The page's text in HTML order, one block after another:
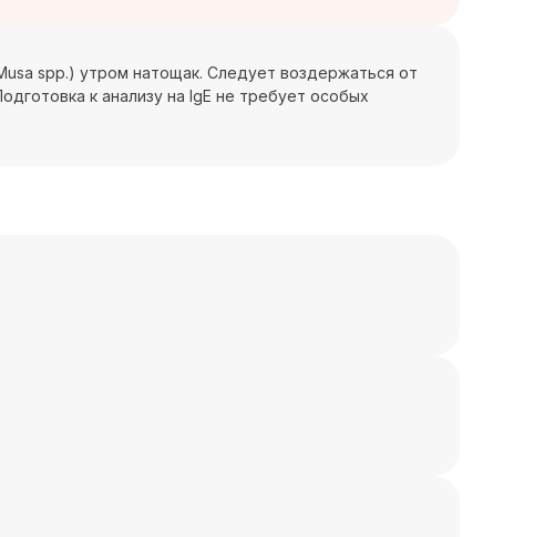
spp.) утром натощак. Следует воздержаться от
к анализу на IgE не требует особых